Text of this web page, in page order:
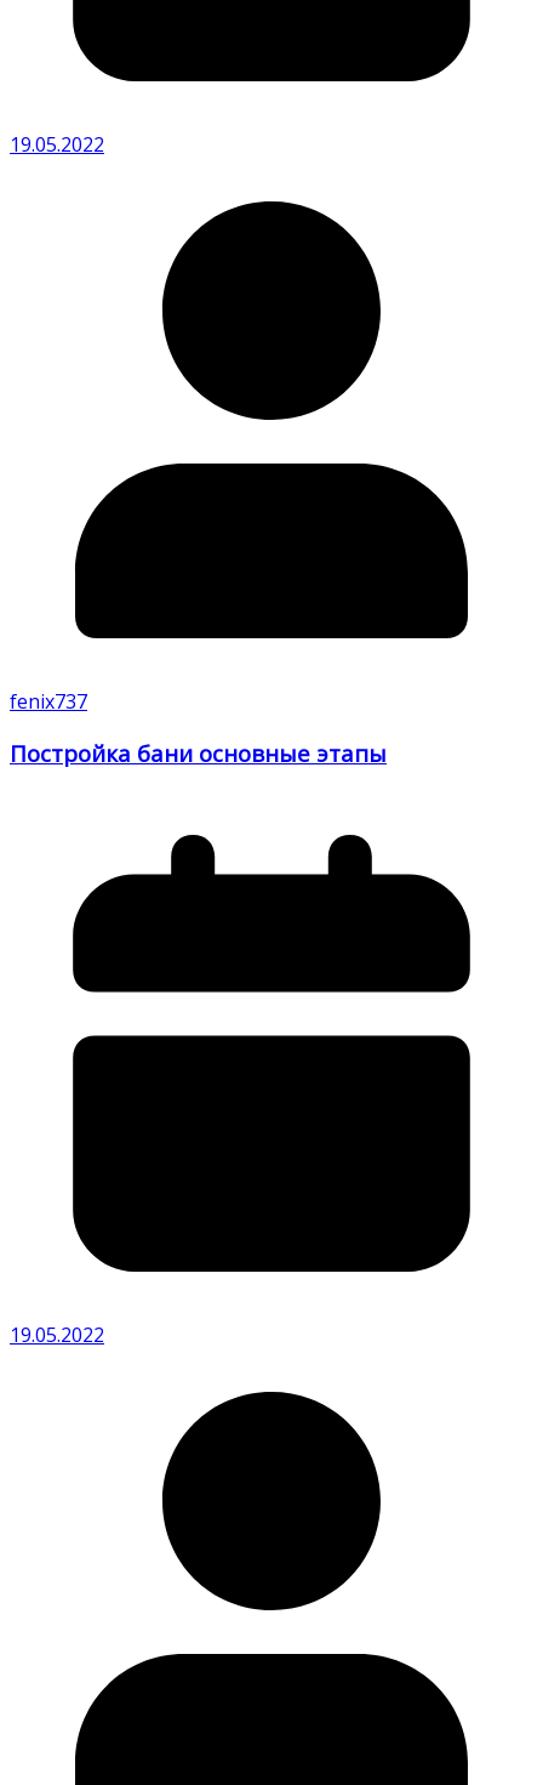
19.05.2022
fenix737
Постройка бани основные этапы
19.05.2022